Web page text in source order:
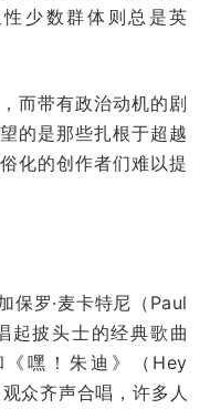
少数群体则总是英
而带有政治动机的剧
的是那些扎根于超越
化的创作者们难以提
保罗·麦卡特尼（Paul
起披头士的经典歌曲
嘿！朱迪》（Hey
众齐声合唱，许多人